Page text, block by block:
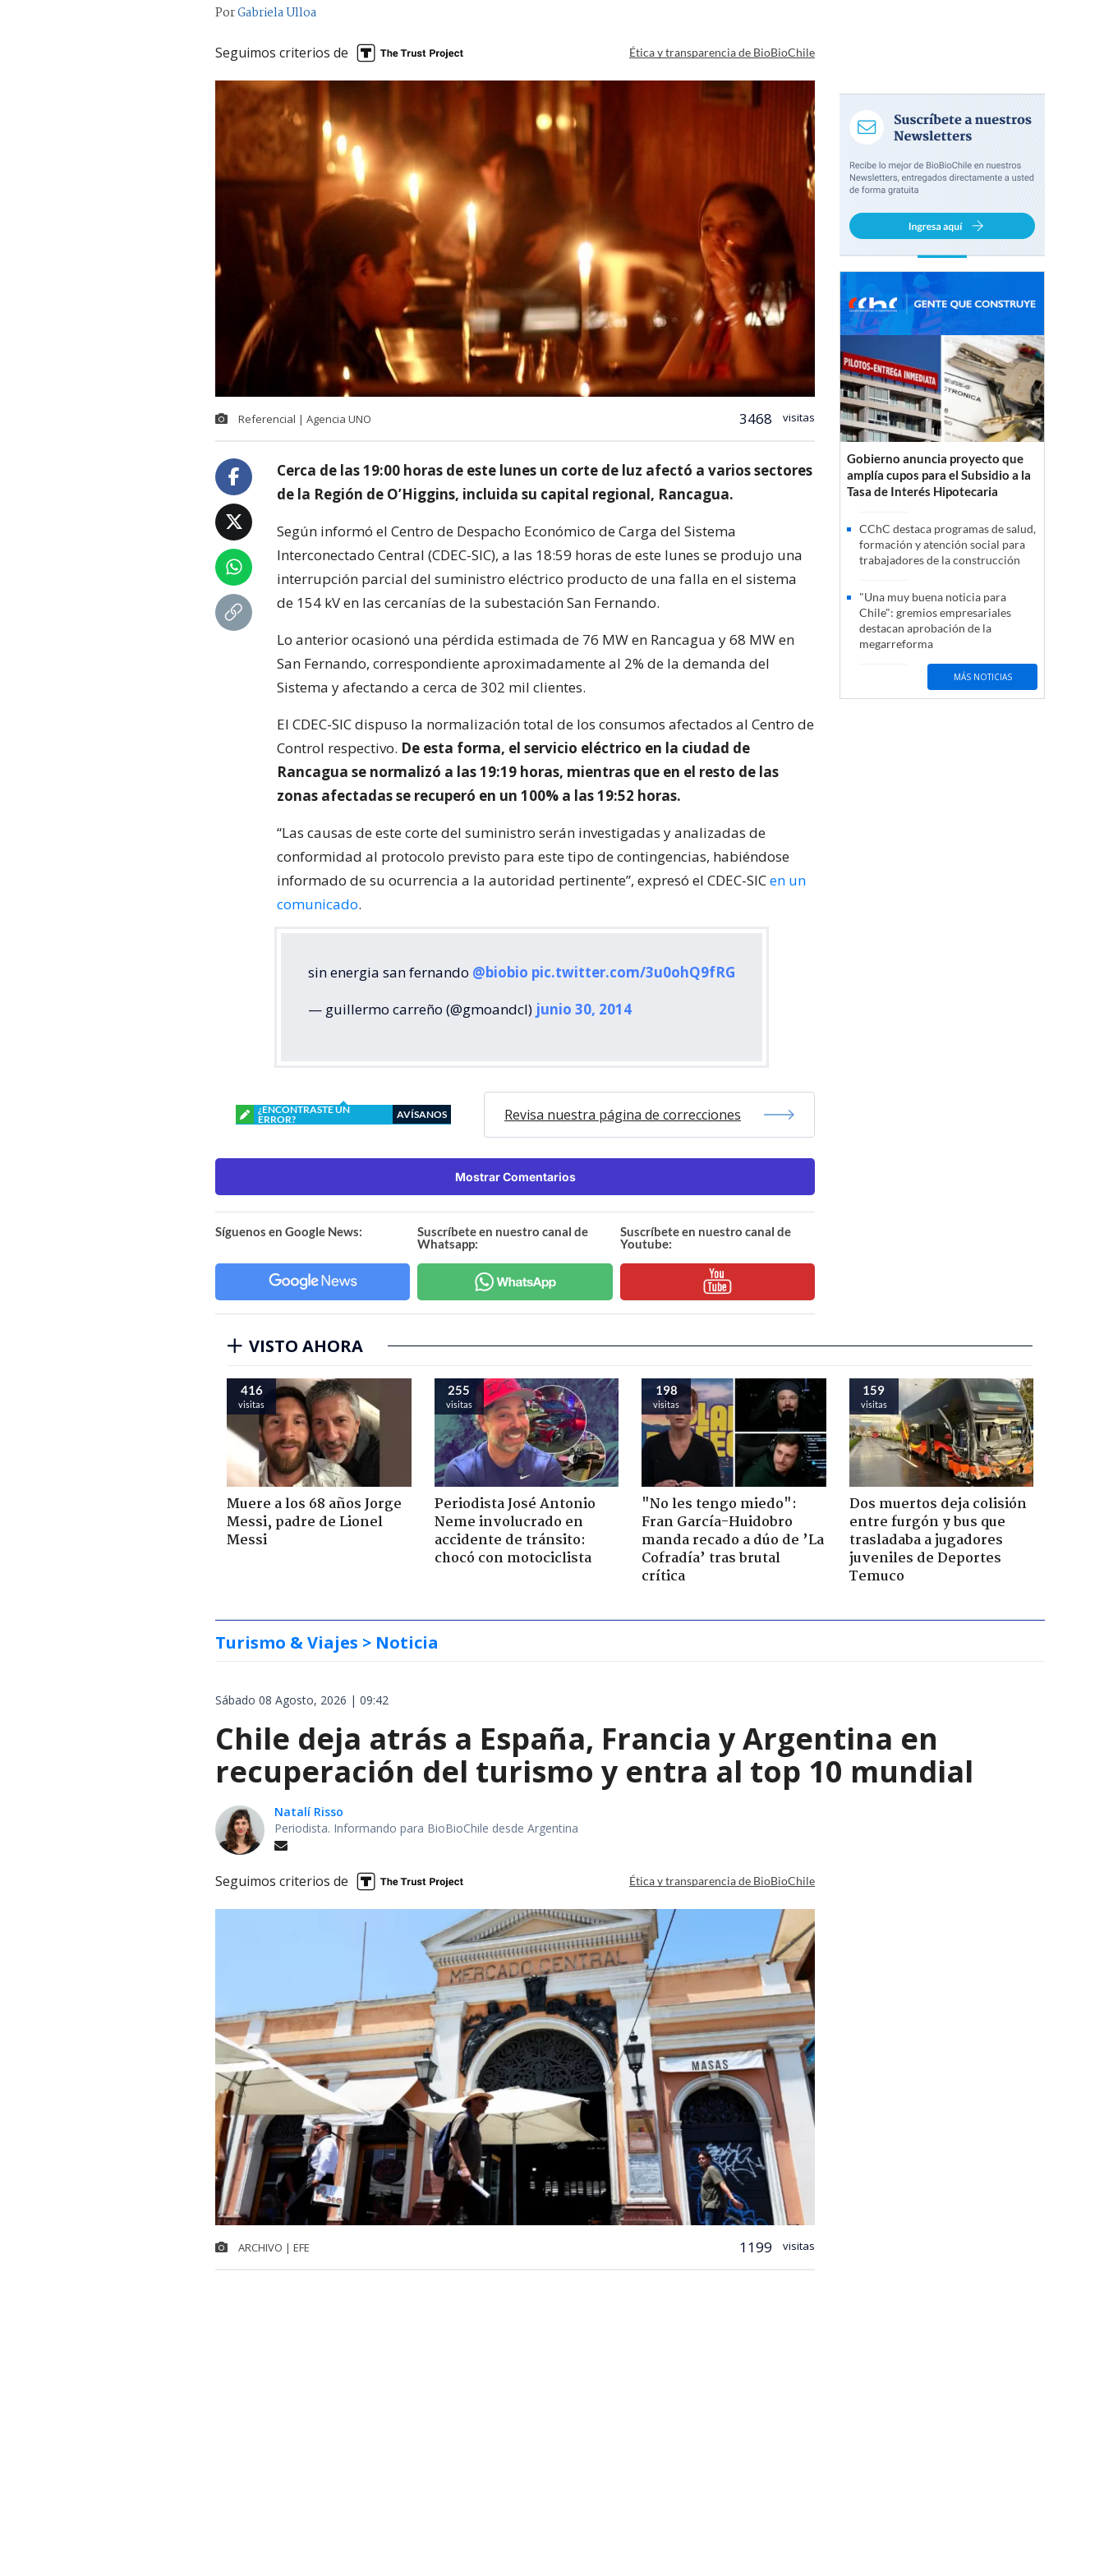
PorGabriela Ulloa
Seguimos criterios de Ética y transparencia de BioBioChile
Referencial | Agencia UNO 3468 visitas
Cerca de las 19:00 horas de este lunes un corte de luz afectó a varios sectores
de la Región de O’Higgins, incluida su capital regional, Rancagua.
Según informó el Centro de Despacho Económico de Carga del Sistema
Interconectado Central (CDEC-SIC), a las 18:59 horas de este lunes se produjo una
interrupción parcial del suministro eléctrico producto de una falla en el sistema
de 154 kV en las cercanías de la subestación San Fernando.
Lo anterior ocasionó una pérdida estimada de 76 MW en Rancagua y 68 MW en
San Fernando, correspondiente aproximadamente al 2% de la demanda del
Sistema y afectando a cerca de 302 mil clientes.
El CDEC-SIC dispuso la normalización total de los consumos afectados al Centro de
Control respectivo. De esta forma, el servicio eléctrico en la ciudad de
Rancagua se normalizó a las 19:19 horas, mientras que en el resto de las
zonas afectadas se recuperó en un 100% a las 19:52 horas.
“Las causas de este corte del suministro serán investigadas y analizadas de
conformidad al protocolo previsto para este tipo de contingencias, habiéndose
informado de su ocurrencia a la autoridad pertinente”, expresó el CDEC-SICen un
comunicado.
sin energia san fernando @biobio pic.twitter.com/3u0ohQ9fRG
— guillermo carreño (@gmoandcl) junio 30, 2014
¿ENCONTRASTE UN
ERROR?
AVÍSANOS Revisa nuestra página de correcciones
Mostrar Comentarios
Síguenos en Google News:
Suscríbete en nuestro canal de
Whatsapp:
Suscríbete en nuestro canal de
Youtube:
Gobierno anuncia proyecto que
amplía cupos para el Subsidio a la
Tasa de Interés Hipotecaria
CChC destaca programas de salud,
formación y atención social para
trabajadores de la construcción
"Una muy buena noticia para
Chile": gremios empresariales
destacan aprobación de la
megarreforma
MÁS NOTICIAS
VISTO AHORA
416
visitas
Muere a los 68 años Jorge
Messi, padre de Lionel
Messi
255
visitas
Periodista José Antonio
Neme involucrado en
accidente de tránsito:
chocó con motociclista
198
visitas
"No les tengo miedo":
Fran García-Huidobro
manda recado a dúo de ’La
Cofradía’ tras brutal
crítica
159
visitas
Dos muertos deja colisión
entre furgón y bus que
trasladaba a jugadores
juveniles de Deportes
Temuco
Turismo & Viajes > Noticia
Sábado 08 Agosto, 2026 | 09:42
Chile deja atrás a España, Francia y Argentina en
recuperación del turismo y entra al top 10 mundial
Natalí Risso
Periodista. Informando para BioBioChile desde Argentina
Seguimos criterios de Ética y transparencia de BioBioChile
ARCHIVO | EFE 1199 visitas